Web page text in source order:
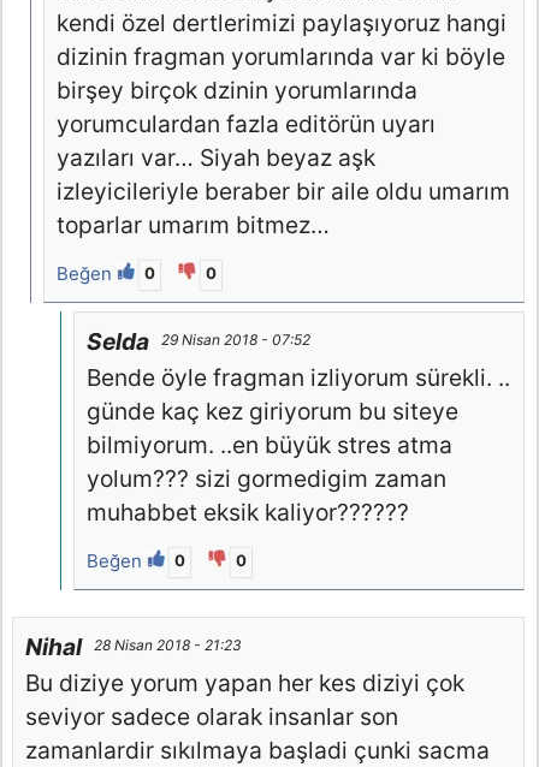
kendi özel dertlerimizi paylaşıyoruz hangi
dizinin fragman yorumlarında var ki böyle
birşey birçok dzinin yorumlarında
yorumculardan fazla editörün uyarı
yazıları var… Siyah beyaz aşk
izleyicileriyle beraber bir aile oldu umarım
toparlar umarım bitmez…
Beğen 0 0
Selda 29 Nisan 2018 - 07:52
Bende öyle fragman izliyorum sürekli. ..
günde kaç kez giriyorum bu siteye
bilmiyorum. ..en büyük stres atma
yolum??? sizi gormedigim zaman
muhabbet eksik kaliyor??????
Beğen 0 0
Nihal 28 Nisan 2018 - 21:23
Bu diziye yorum yapan her kes diziyi çok
seviyor sadece olarak insanlar son
zamanlardir sıkılmaya başladi çunki sacma